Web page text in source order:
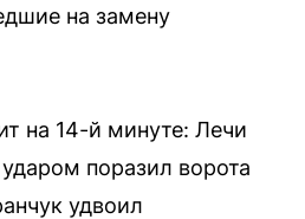
на замену
на 14-й минуте: Лечи
поразил ворота
удвоил